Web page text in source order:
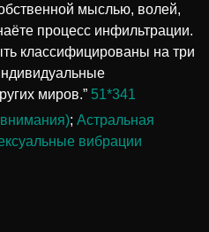
мыслью, волей,
процесс инфильтрации.
классифицированы на три
миров.” 51*341
; Астральная
вибрации